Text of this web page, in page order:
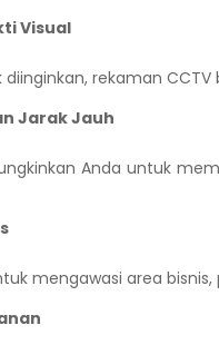
Visual
rekaman
Jarak Jauh
Anda untuk
mengawasi area